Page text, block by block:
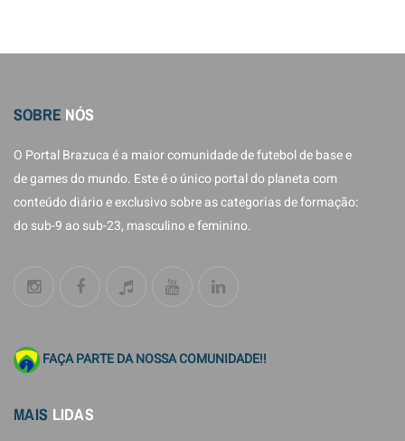
SOBRE NÓS
O Portal Brazuca é a maior comunidade de futebol de base e
de games do mundo. Este é o único portal do planeta com
conteúdo diário e exclusivo sobre as categorias de formação:
do sub-9 ao sub-23, masculino e feminino.
FAÇA PARTE DA NOSSA COMUNIDADE!!
MAIS LIDAS